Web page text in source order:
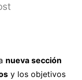
nueva sección
y los objetivos